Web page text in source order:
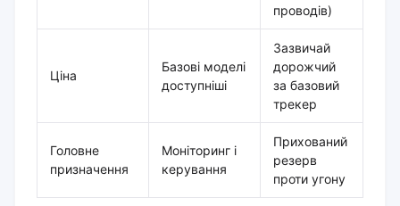
проводів)
Ціна
Базові моделі
доступніші
Зазвичай
дорожчий
за базовий
трекер
Головне
призначення
Моніторинг і
керування
Прихований
резерв
проти угону